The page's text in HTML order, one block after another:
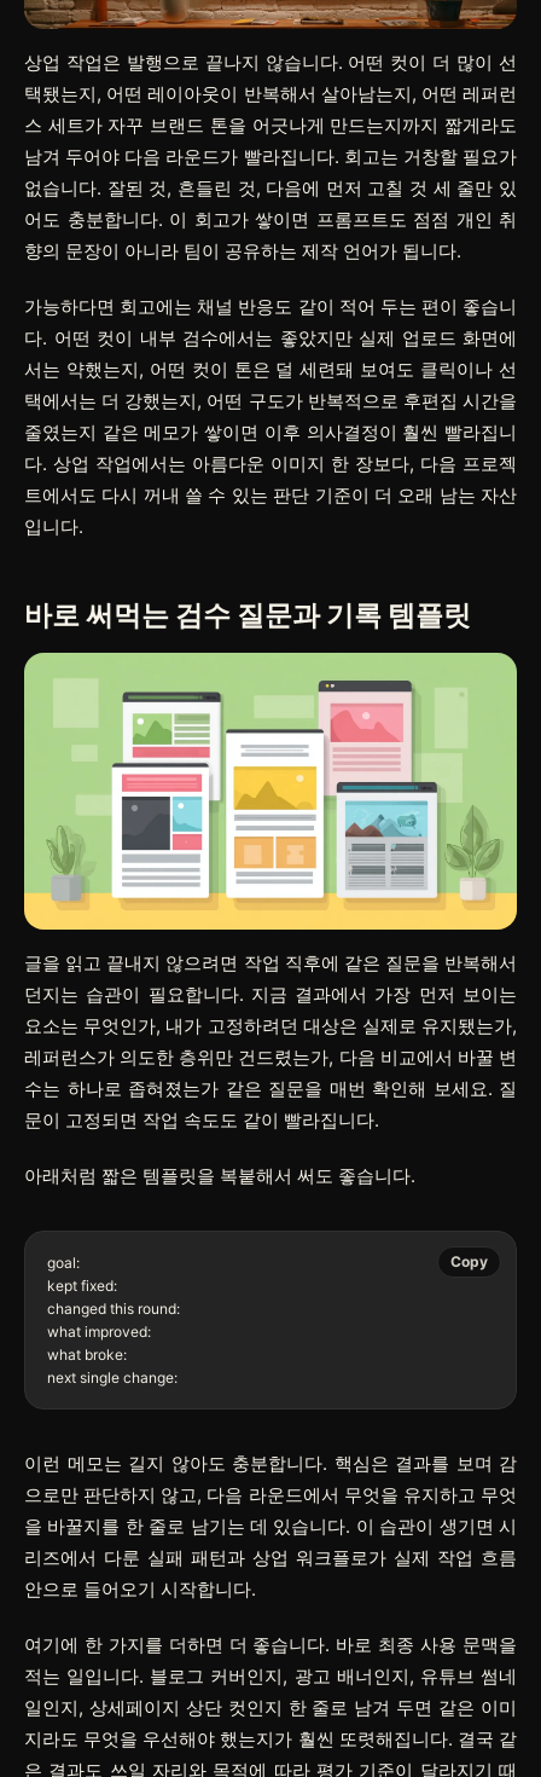
상업 작업은 발행으로 끝나지 않습니다. 어떤 컷이 더 많이 선
택됐는지, 어떤 레이아웃이 반복해서 살아남는지, 어떤 레퍼런
스 세트가 자꾸 브랜드 톤을 어긋나게 만드는지까지 짧게라도
남겨 두어야 다음 라운드가 빨라집니다. 회고는 거창할 필요가
없습니다. 잘된 것, 흔들린 것, 다음에 먼저 고칠 것 세 줄만 있
어도 충분합니다. 이 회고가 쌓이면 프롬프트도 점점 개인 취
향의 문장이 아니라 팀이 공유하는 제작 언어가 됩니다.
가능하다면 회고에는 채널 반응도 같이 적어 두는 편이 좋습니
다. 어떤 컷이 내부 검수에서는 좋았지만 실제 업로드 화면에
서는 약했는지, 어떤 컷이 톤은 덜 세련돼 보여도 클릭이나 선
택에서는 더 강했는지, 어떤 구도가 반복적으로 후편집 시간을
줄였는지 같은 메모가 쌓이면 이후 의사결정이 훨씬 빨라집니
다. 상업 작업에서는 아름다운 이미지 한 장보다, 다음 프로젝
트에서도 다시 꺼내 쓸 수 있는 판단 기준이 더 오래 남는 자산
입니다.
바로 써먹는 검수 질문과 기록 템플릿
글을 읽고 끝내지 않으려면 작업 직후에 같은 질문을 반복해서
던지는 습관이 필요합니다. 지금 결과에서 가장 먼저 보이는
요소는 무엇인가, 내가 고정하려던 대상은 실제로 유지됐는가,
레퍼런스가 의도한 층위만 건드렸는가, 다음 비교에서 바꿀 변
수는 하나로 좁혀졌는가 같은 질문을 매번 확인해 보세요. 질
문이 고정되면 작업 속도도 같이 빨라집니다.
아래처럼 짧은 템플릿을 복붙해서 써도 좋습니다.
goal:
kept fixed:
changed this round:
what improved:
what broke:
Copy
이런 메모는 길지 않아도 충분합니다. 핵심은 결과를 보며 감
으로만 판단하지 않고, 다음 라운드에서 무엇을 유지하고 무엇
을 바꿀지를 한 줄로 남기는 데 있습니다. 이 습관이 생기면 시
리즈에서 다룬 실패 패턴과 상업 워크플로가 실제 작업 흐름
안으로 들어오기 시작합니다.
여기에 한 가지를 더하면 더 좋습니다. 바로 최종 사용 문맥을
적는 일입니다. 블로그 커버인지, 광고 배너인지, 유튜브 썸네
일인지, 상세페이지 상단 컷인지 한 줄로 남겨 두면 같은 이미
지라도 무엇을 우선해야 했는지가 훨씬 또렷해집니다. 결국 같
은 결과도 쓰일 자리와 목적에 따라 평가 기준이 달라지기 때